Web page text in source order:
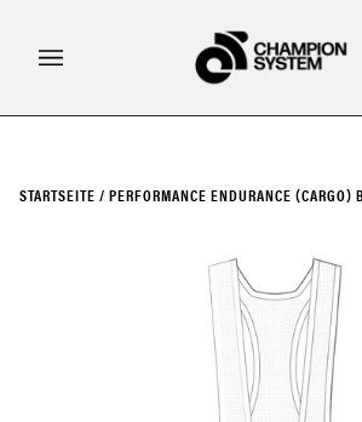
Inhalt
STARTSEITE / PERFORMANCE ENDURANCE (CARGO)